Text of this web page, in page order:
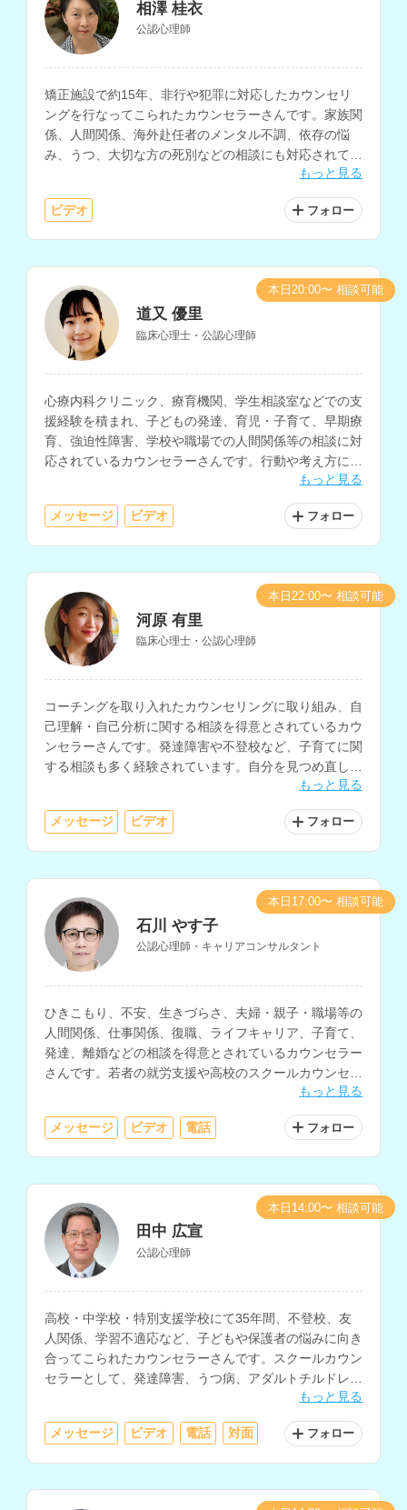
相澤 桂衣
公認心理師
矯正施設で約15年、非行や犯罪に対応したカウンセリ
ングを行なってこられたカウンセラーさんです。家族関
係、人間関係、海外赴任者のメンタル不調、依存の悩
み、うつ、大切な方の死別などの相談にも対応されてい
もっと見る
ビデオ フォロー
道又 優里
臨床心理士・公認心理師
心療内科クリニック、療育機関、学生相談室などでの支
援経験を積まれ、子どもの発達、育児・子育て、早期療
育、強迫性障害、学校や職場での人間関係等の相談に対
応されているカウンセラーさんです。行動や考え方に焦
もっと見る
メッセージ ビデオ フォロー
本日20:00〜 相談可能
河原 有里
臨床心理士・公認心理師
コーチングを取り入れたカウンセリングに取り組み、自
己理解・自己分析に関する相談を得意とされているカウ
ンセラーさんです。発達障害や不登校など、子育てに関
する相談も多く経験されています。自分を見つめ直した
い、前向きに生きたいと考えている方にもおすすめで
もっと見る
メッセージ ビデオ フォロー
本日22:00〜 相談可能
石川 やす子
公認心理師・キャリアコンサルタント
ひきこもり、不安、生きづらさ、夫婦・親子・職場等の
人間関係、仕事関係、復職、ライフキャリア、子育て、
発達、離婚などの相談を得意とされているカウンセラー
さんです。若者の就労支援や高校のスクールカウンセラ
ーなど、教育・福祉・行政の現場での勤務経験をお持ち
もっと見る
メッセージ ビデオ 電話 フォロー
本日17:00〜 相談可能
田中 広宣
公認心理師
高校・中学校・特別支援学校にて35年間、不登校、友
人関係、学習不適応など、子どもや保護者の悩みに向き
合ってこられたカウンセラーさんです。スクールカウン
セラーとして、発達障害、うつ病、アダルトチルドレ
ン、人間関係不安、摂食障害、ゲーム依存等の相談にも
もっと見る
メッセージ ビデオ 電話 対面 フォロー
本日14:00〜 相談可能